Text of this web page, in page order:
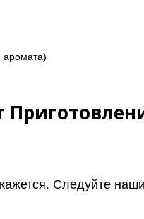
аромата)
Следуйте